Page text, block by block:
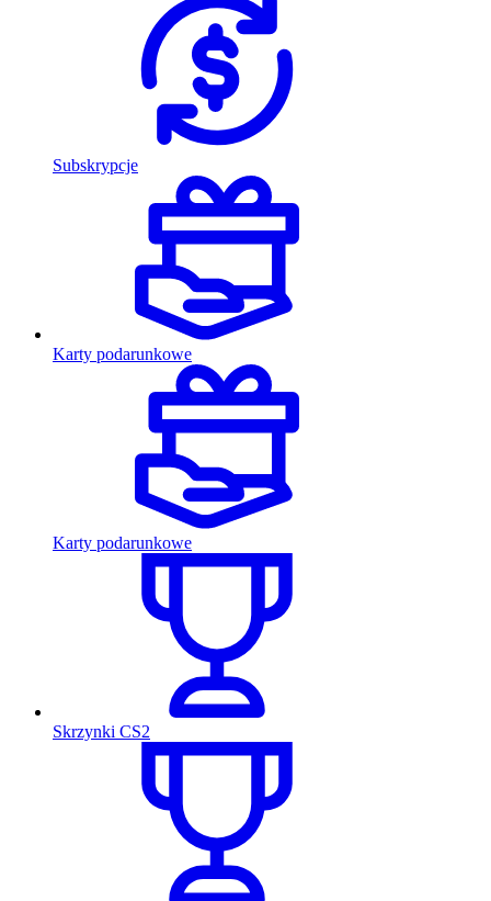
Subskrypcje
Karty podarunkowe
Karty podarunkowe
Skrzynki CS2